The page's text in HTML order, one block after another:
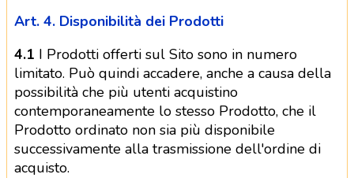
Art. 4. Disponibilità dei Prodotti
4.1 I Prodotti offerti sul Sito sono in numero
limitato. Può quindi accadere, anche a causa della
possibilità che più utenti acquistino
contemporaneamente lo stesso Prodotto, che il
Prodotto ordinato non sia più disponibile
successivamente alla trasmissione dell'ordine di
acquisto.